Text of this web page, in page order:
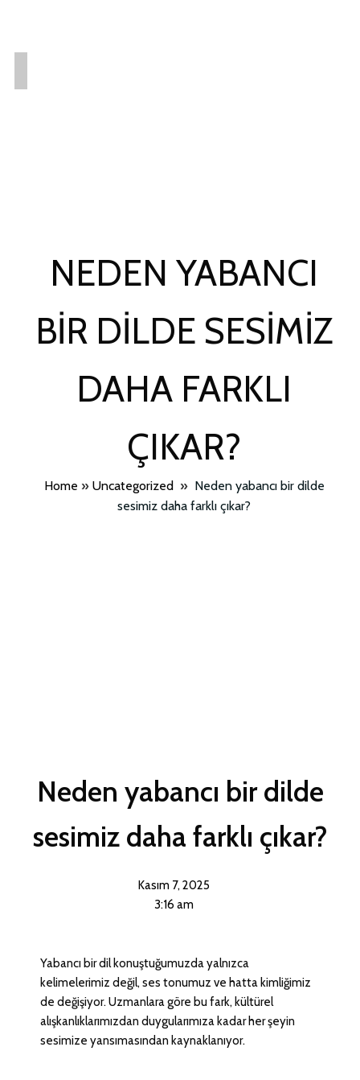
NEDEN YABANCI
BIR DILDE SESIMIZ
DAHA FARKLI
ÇIKAR?
Home » Uncategorized » Neden yabancı bir dilde
sesimiz daha farklı çıkar?
Neden yabancı bir dilde
sesimiz daha farklı çıkar?
Kasım 7, 2025
3:16 am
Yabancı bir dil konuştuğumuzda yalnızca
kelimelerimiz değil, ses tonumuz ve hatta kimliğimiz
de değişiyor. Uzmanlara göre bu fark, kültürel
alışkanlıklarımızdan duygularımıza kadar her şeyin
sesimize yansımasından kaynaklanıyor.